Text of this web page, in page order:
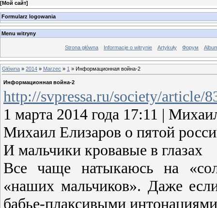
[Мой сайт]
Formularz logowania
Menu witryny
Strona główna Informacje o witrynie Artykuły Форум
Główna » 2014 » Marzec » 1 » Информационная война-2
Информационная война-2
http://svpressa.ru/society/article/
1 марта 2014 года 17:11 |
Михаил Елизаров о пятой
И мальчики кровавые в глазах
Все чаще натыкаюсь на
«наших мальчиков». Даже
бабье-плаксивыми